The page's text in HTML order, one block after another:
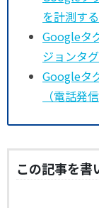
を計測する
Googleタ
ジョンタ
Googleタ
（電話発
この記事を書